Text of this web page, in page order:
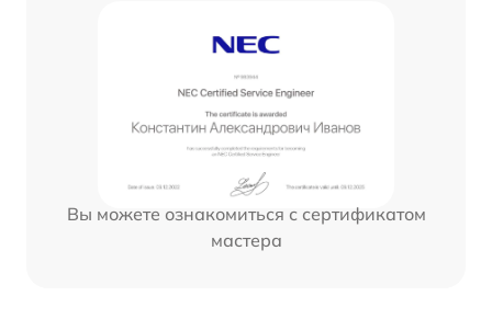
Вы можете ознакомиться с сертификатом
мастера